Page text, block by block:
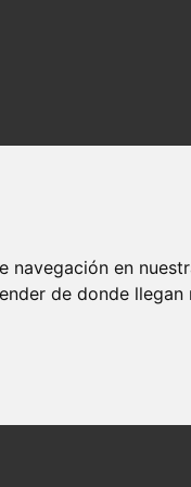
en
de donde llegan